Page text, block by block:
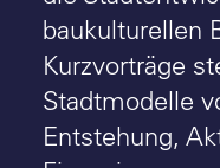
baukulturellen
Kurzvorträge
Stadtmodelle
Entstehung,